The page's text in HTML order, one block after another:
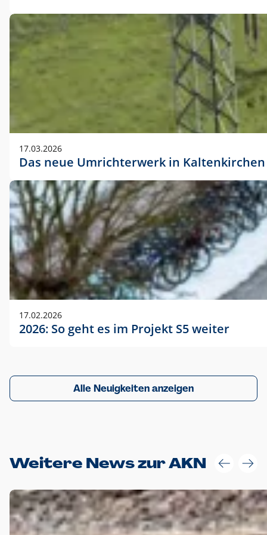
17.03.2026
Das neue Umrichterwerk in Kaltenkirchen
17.02.2026
2026: So geht es im Projekt S5 weiter
Alle Neuigkeiten anzeigen
Weitere News zur AKN